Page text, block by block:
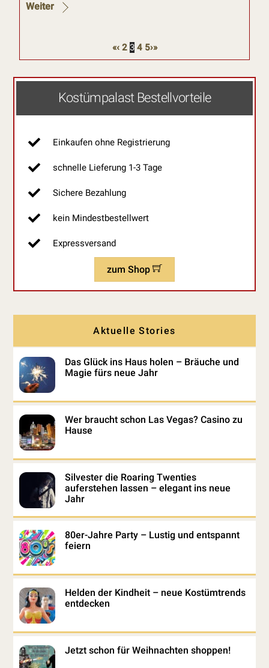
Weiter
«‹ 2 3 4 5›»
Kostümpalast Bestellvorteile
Einkaufen ohne Registrierung
schnelle Lieferung 1-3 Tage
Sichere Bezahlung
kein Mindestbestellwert
Expressversand
zum Shop
Aktuelle Stories
Das Glück ins Haus holen – Bräuche und
Magie fürs neue Jahr
Wer braucht schon Las Vegas? Casino zu
Hause
Silvester die Roaring Twenties
auferstehen lassen – elegant ins neue
Jahr
80er-Jahre Party – Lustig und entspannt
feiern
Helden der Kindheit – neue Kostümtrends
entdecken
Jetzt schon für Weihnachten shoppen!